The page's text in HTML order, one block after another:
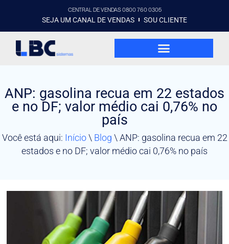
CENTRAL DE VENDAS 0800 760 0305
SEJA UM CANAL DE VENDAS SOU CLIENTE
ANP: gasolina recua em 22 estados
e no DF; valor médio cai 0,76% no
país
Você está aqui: Início\ Blog \ ANP: gasolina recua em 22
estados e no DF; valor médio cai 0,76% no país